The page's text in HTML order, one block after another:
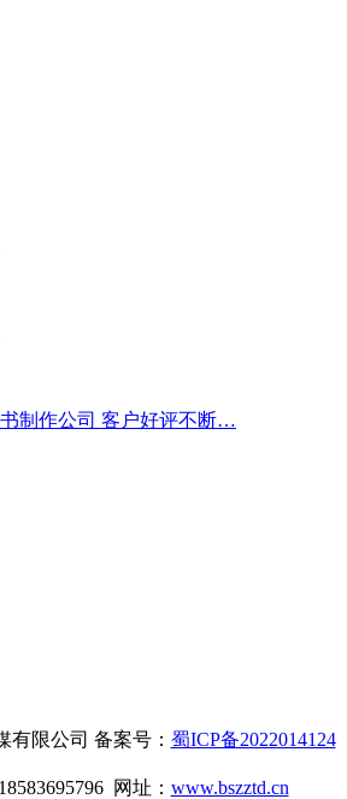
制作公司 客户好评不断…
有限公司 备案号： 蜀ICP备2022014124
网址： www.bszztd.cn